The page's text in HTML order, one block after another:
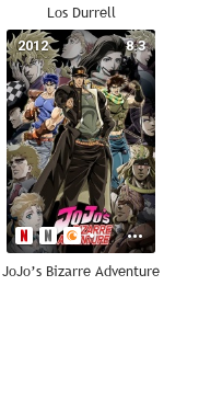
Los Durrell
8.3
2012
JoJo’s Bizarre Adventure